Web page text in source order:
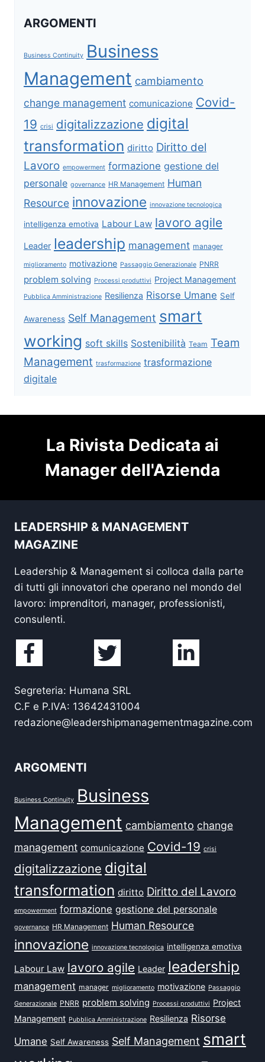
ARGOMENTI
Business Continuity Business
Management cambiamento
change management comunicazione Covid-
19 crisi digitalizzazione digital
transformation diritto Diritto del
Lavoro empowerment formazione gestione del
personale governance HR Management Human
Resource innovazione innovazione tecnologica
intelligenza emotiva Labour Law lavoro agile
Leader leadership management manager
miglioramento motivazione Passaggio Generazionale PNRR
problem solving Processi produttivi Project Management
Pubblica Amministrazione Resilienza Risorse Umane Self
Awareness Self Management smart
working soft skills Sostenibilità Team Team
Management trasformazione trasformazione
digitale
La Rivista Dedicata ai
Manager dell'Azienda
LEADERSHIP & MANAGEMENT
MAGAZINE
Leadership & Management si colloca dalla parte
di tutti gli innovatori che operano nel mondo del
lavoro: imprenditori, manager, professionisti,
consulenti.
Segreteria: Humana SRL
C.F e P.IVA: 13642431004
redazione@leadershipmanagementmagazine.com
ARGOMENTI
Business Continuity Business
Management cambiamento change
management comunicazione Covid-19 crisi
digitalizzazione digital
transformation diritto Diritto del Lavoro
empowerment formazione gestione del personale
governance HR Management Human Resource
innovazione innovazione tecnologica intelligenza emotiva
Labour Law lavoro agile Leader leadership
management manager miglioramento motivazione Passaggio
Generazionale PNRR problem solving Processi produttivi Project
Management Pubblica Amministrazione Resilienza Risorse
Umane Self Awareness Self Management smart